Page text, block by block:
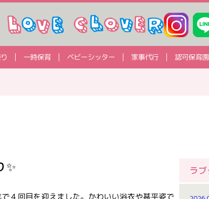
一時保育 ベビーシッター 家事代行 認可保育
４回目を迎えました。かわいい浴衣や甚平姿で
ラ